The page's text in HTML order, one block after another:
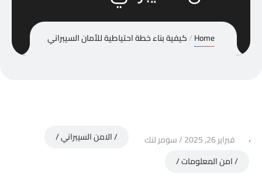
Home كيفية بناء خطة احتياطية للأمان السيبراني
فبراير 26, 2025 سومر لنك
الامن السيبراني
امن المعلومات